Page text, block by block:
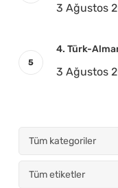
3 Ağustos
4. Türk-
3 Ağustos